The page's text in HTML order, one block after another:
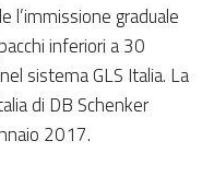
l’immissione graduale
inferiori a 30
sistema GLS Italia. La
di DB Schenker
2017.